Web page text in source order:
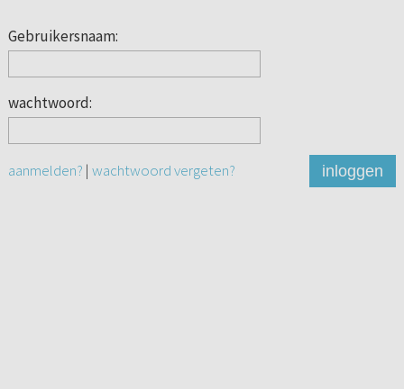
Gebruikersnaam:
wachtwoord:
aanmelden? | wachtwoord vergeten? inloggen